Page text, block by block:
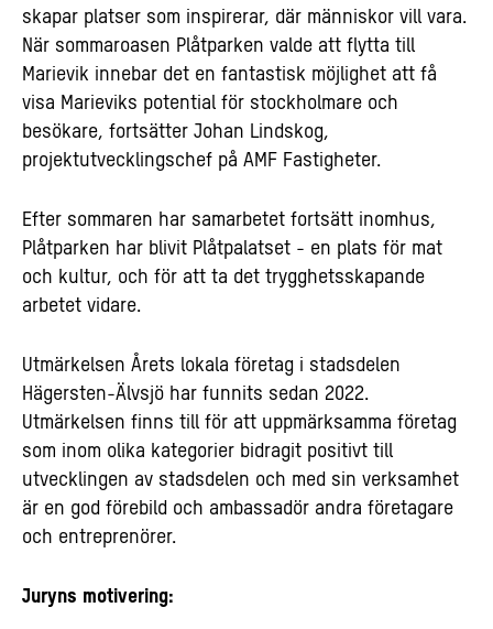
skapar platser som inspirerar, där människor vill vara.
När sommaroasen Plåtparken valde att flytta till
Marievik innebar det en fantastisk möjlighet att få
visa Marieviks potential för stockholmare och
besökare, fortsätter Johan Lindskog,
projektutvecklingschef på AMF Fastigheter.
Efter sommaren har samarbetet fortsätt inomhus,
Plåtparken har blivit Plåtpalatset - en plats för mat
och kultur, och för att ta det trygghetsskapande
arbetet vidare.
Utmärkelsen Årets lokala företag i stadsdelen
Hägersten-Älvsjö har funnits sedan 2022.
Utmärkelsen finns till för att uppmärksamma företag
som inom olika kategorier bidragit positivt till
utvecklingen av stadsdelen och med sin verksamhet
är en god förebild och ambassadör andra företagare
och entreprenörer.
Juryns motivering: